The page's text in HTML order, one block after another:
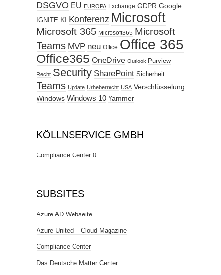
DSGVO EU EUROPA Exchange GDPR Google
IGNITE KI Konferenz Microsoft
Microsoft 365 Microsoft365 Microsoft
Teams MVP neu Office Office 365
Office365 OneDrive Outlook Purview
Recht Security SharePoint Sicherheit
Teams Update Urheberrecht USA Verschlüsselung
Windows Windows 10 Yammer
KÖLLNSERVICE GMBH
Compliance Center 0
SUBSITES
Azure AD Webseite
Azure United – Cloud Magazine
Compliance Center
Das Deutsche Matter Center